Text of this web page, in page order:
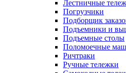
Лестничные
Погрузчики
Подборщик
Подъемники и
Подъемные столы
Поломоечные
Ричтраки
Ручные тележки